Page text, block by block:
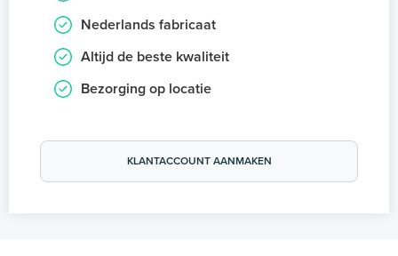
Nederlands fabricaat
Altijd de beste kwaliteit
Bezorging op locatie
KLANTACCOUNT AANMAKEN